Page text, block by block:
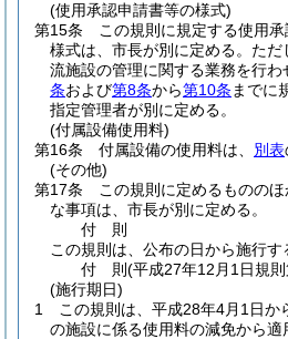
(使用承認申請書等の様式)
第15条
この規則に規定する使用
様式は、市長が別に定める。 ただ
流施設の管理に関する業務を行わ
条および第8条から第10条 までに
指定管理者が別に定める。
(付属設備使用料)
第16条
付属設備の使用料は、 別表
(その他)
第17条
この規則に定めるものの
な事項は、市長が別に定める。
付 則
この規則は、公布の日から施行す
付 則(平成27年12月1日規
(施行期日)
1
この規則は、平成28年4月1日か
の施設に係る使用料の減免から適